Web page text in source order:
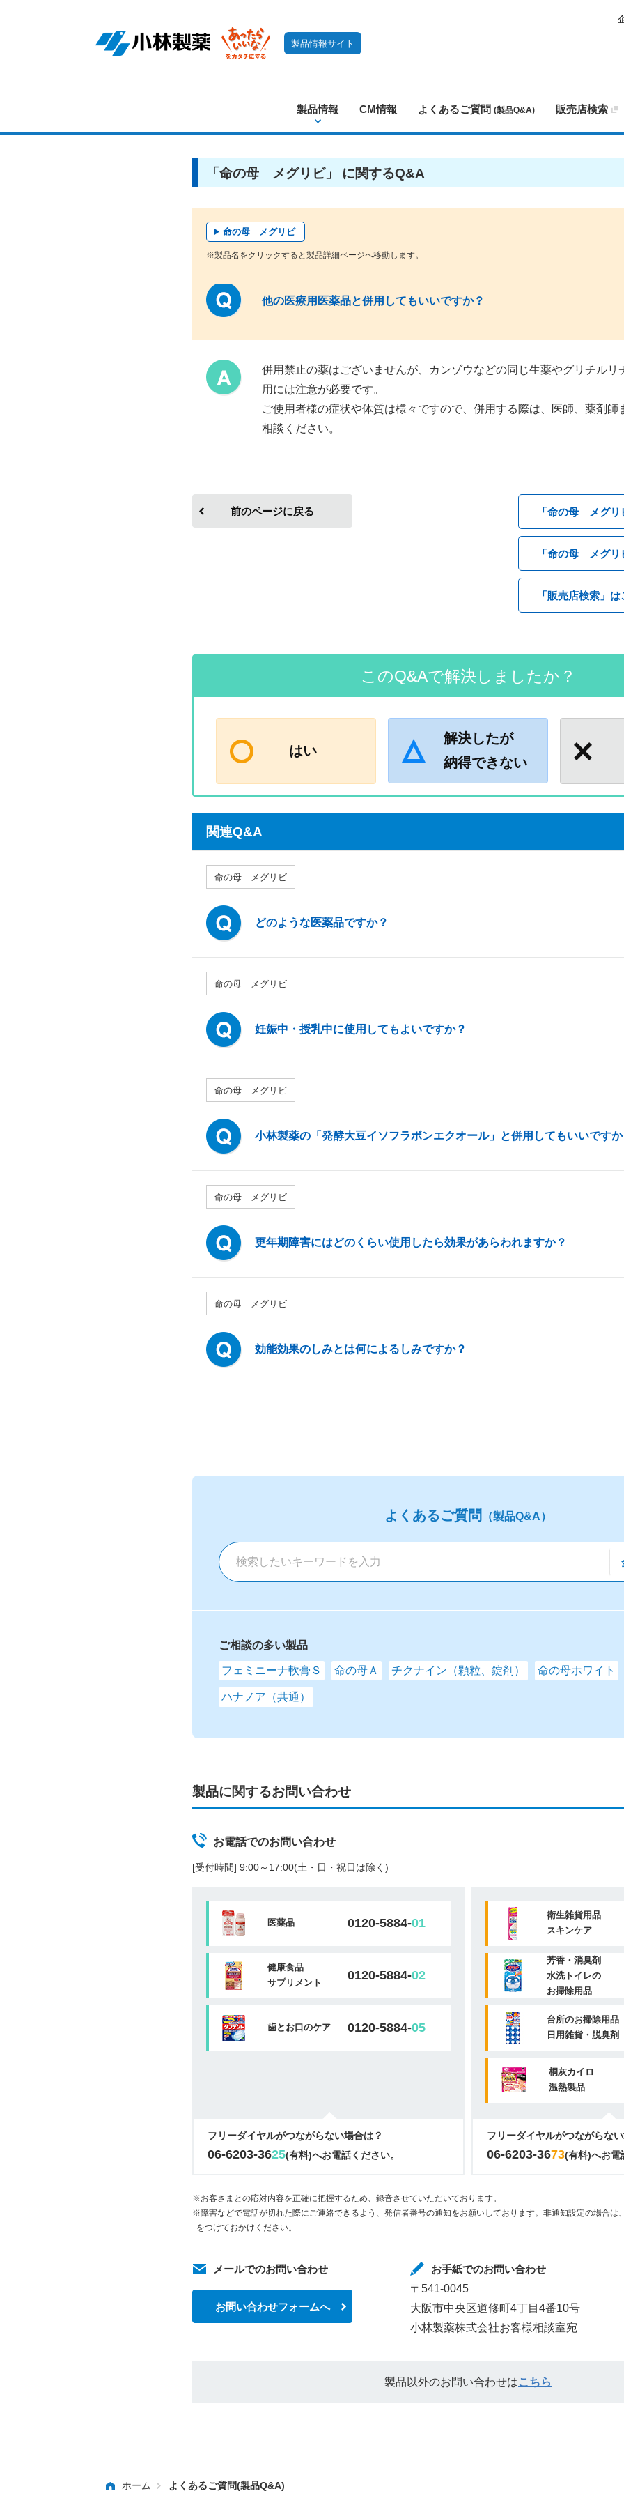
製品情報サイト
製品情報 CM情報 よくあるご質問 (製品Q&A) 販売店検索
「命の母 メグリビ」 に関するQ&A
命の母 メグリビ
※製品名をクリックすると製品詳細ページへ移動します。
他の医療用医薬品と併用してもいいですか？
併用禁止の薬はございませんが、カンゾウなどの同じ生薬やグリチルリ
用には注意が必要です。
ご使用者様の症状や体質は様々ですので、併用する際は、医師、薬剤師
相談ください。
前のページに戻る 「命の母 メグリ
「命の母 メグリ
「販売店検索」
このQ&Aで解決しましたか？
はい
解決したが
納得できない
関連Q&A
命の母 メグリビ
どのような医薬品ですか？
命の母 メグリビ
妊娠中・授乳中に使用してもよいですか？
命の母 メグリビ
小林製薬の「発酵大豆イソフラボンエクオール」と併用してもいいです
命の母 メグリビ
更年期障害にはどのくらい使用したら効果があらわれますか？
命の母 メグリビ
効能効果のしみとは何によるしみですか？
よくあるご質問 （製品Q&A）
ご相談の多い製品
フェミニーナ軟膏Ｓ 命の母Ａ チクナイン（顆粒、錠剤） 命の母ホワイト
ハナノア（共通）
製品に関するお問い合わせ
お電話でのお問い合わせ
[受付時間] 9:00～17:00(土・日・祝日は除く)
医薬品 0120-5884-01
健康食品
サプリメント
0120-5884-02
歯とお口のケア 0120-5884-05
フリーダイヤルがつながらない場合は？
06-6203-3625(有料)へお電話ください。
衛生雑貨用品
スキンケア
芳香・消臭剤
水洗トイレの
お掃除用品
台所のお掃除用品
日用雑貨・脱臭剤
桐灰カイロ
温熱製品
フリーダイヤルがつながらな
06-6203-3673(有料)へお電
※お客さまとの応対内容を正確に把握するため、録音させていただいております。
※障害などで電話が切れた際にご連絡できるよう、発信者番号の通知をお願いしております。非通知設定の場合は
をつけておかけください。
メールでのお問い合わせ
お問い合わせフォームへ
お手紙でのお問い合わせ
〒541-0045
大阪市中央区道修町4丁目4番10号
小林製薬株式会社お客様相談室宛
製品以外のお問い合わせはこちら
ホーム よくあるご質問(製品Q&A)